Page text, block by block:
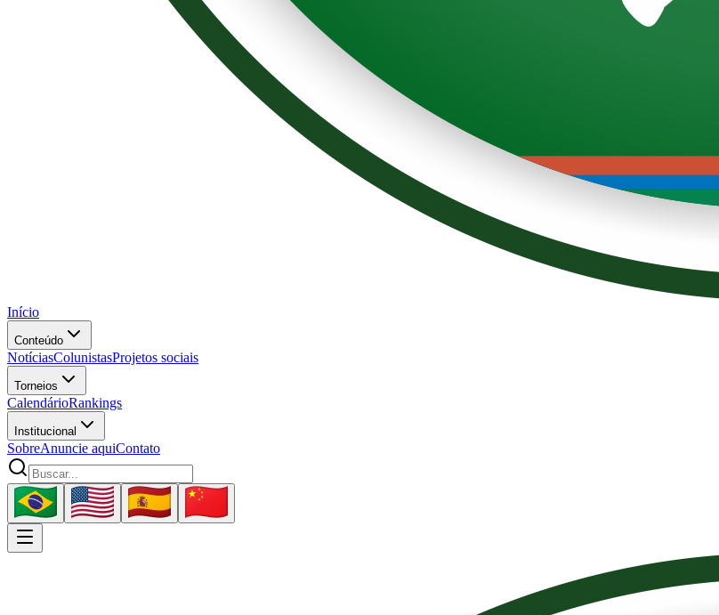
Início
Conteúdo
NotíciasColunistasProjetos sociais
Torneios
CalendárioRankings
Institucional
SobreAnuncie aquiContato